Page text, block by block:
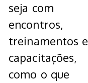
seja com
encontros,
treinamentos e
capacitações,
como o que